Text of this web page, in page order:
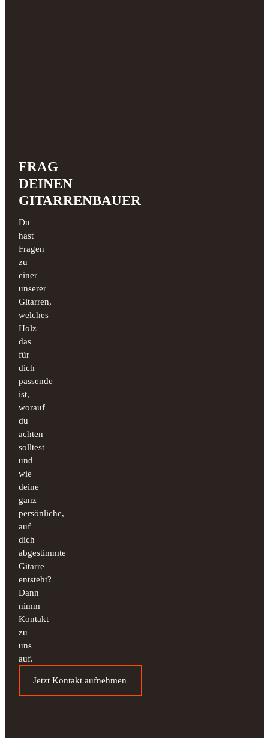
FRAG
DEINEN
GITARRENBAUER
Du
hast
Fragen
zu
einer
unserer
Gitarren,
welches
Holz
das
für
dich
passende
ist,
worauf
du
achten
solltest
und
wie
deine
ganz
persönliche,
auf
dich
abgestimmte
Gitarre
entsteht?
Dann
nimm
Kontakt
zu
uns
auf.
Jetzt Kontakt aufnehmen